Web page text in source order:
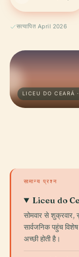
सत्यापित April 2026
LICEU DO CEARÁ ·
सामान्य प्रश्न
Liceu do
सोमवार से
सार्वजनिक पहुंच
अच्छी होती है।